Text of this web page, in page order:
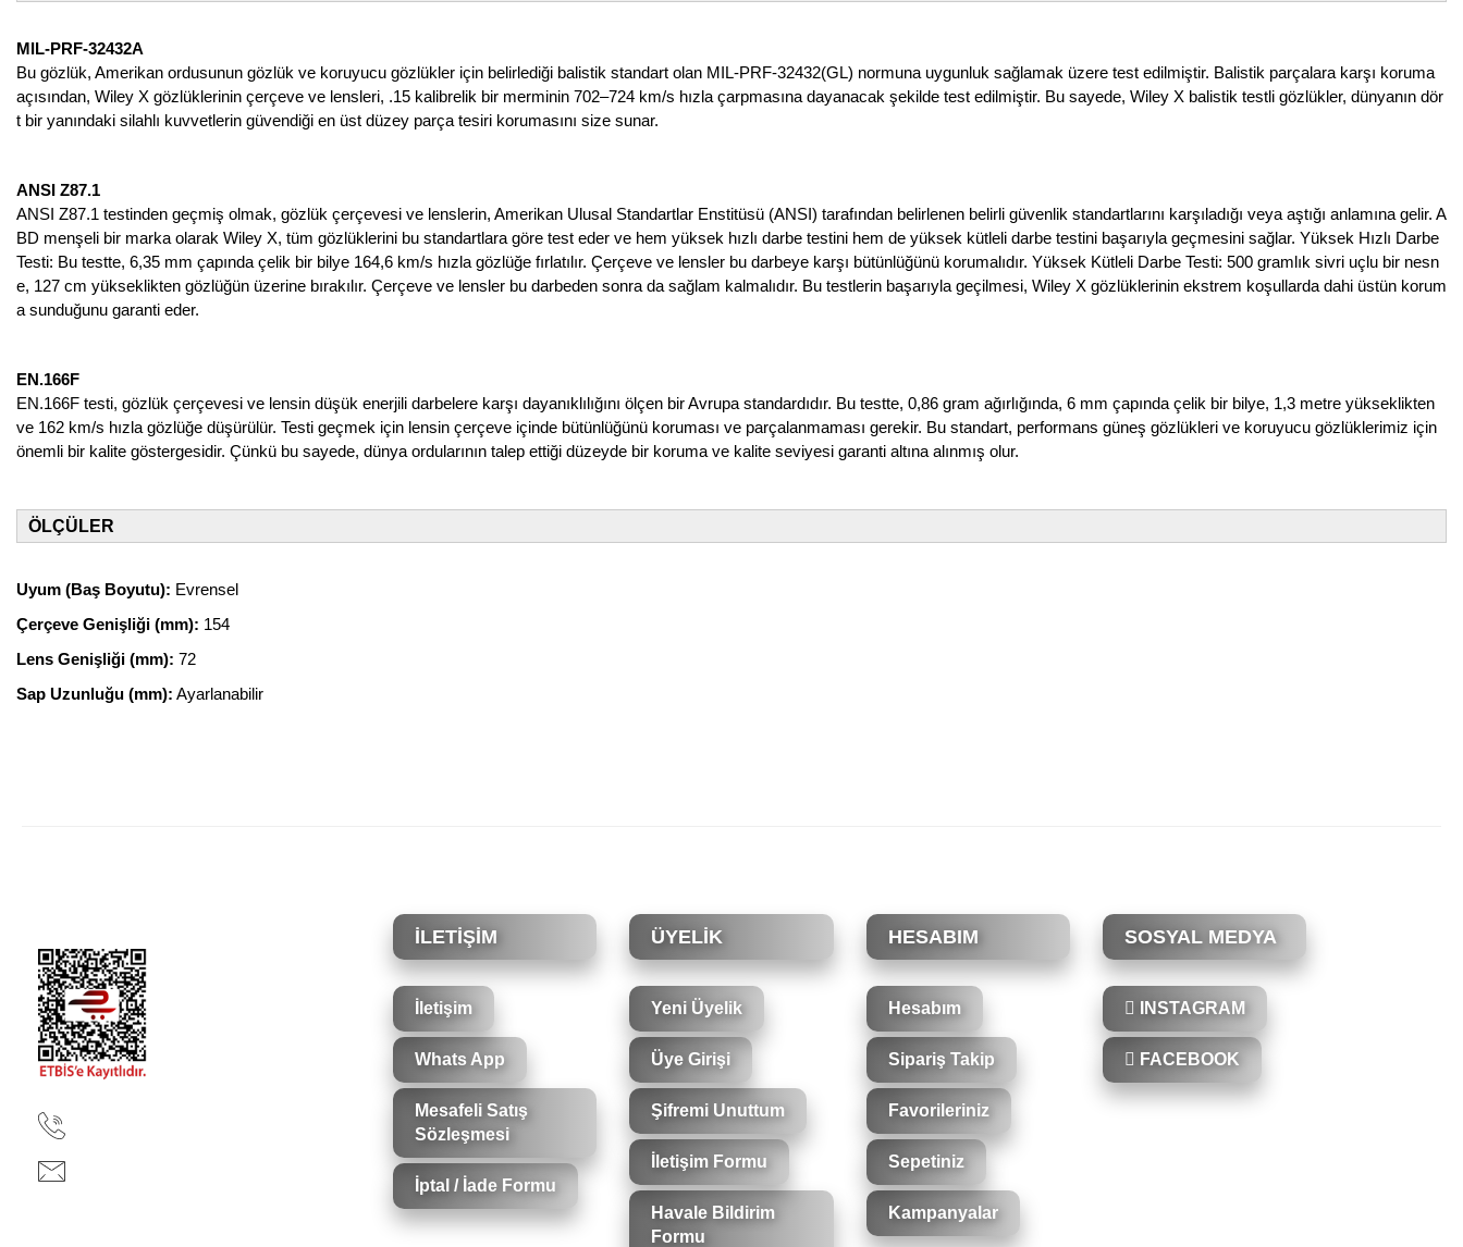
MIL-PRF-32432A
Bu gözlük, Amerikan ordusunun gözlük ve koruyucu gözlükler için belirlediği balistik standart olan MIL-PRF-32432(GL) normuna uygunluk sağlamak üzere test edilmiştir. Balistik parçalara karşı koruma
açısından, Wiley X gözlüklerinin çerçeve ve lensleri, .15 kalibrelik bir merminin 702–724 km/s hızla çarpmasına dayanacak şekilde test edilmiştir. Bu sayede, Wiley X balistik testli gözlükler, dünyanın dör
t bir yanındaki silahlı kuvvetlerin güvendiği en üst düzey parça tesiri korumasını size sunar.
ANSI Z87.1
ANSI Z87.1 testinden geçmiş olmak, gözlük çerçevesi ve lenslerin, Amerikan Ulusal Standartlar Enstitüsü (ANSI) tarafından belirlenen belirli güvenlik standartlarını karşıladığı veya aştığı anlamına gelir. A
BD menşeli bir marka olarak Wiley X, tüm gözlüklerini bu standartlara göre test eder ve hem yüksek hızlı darbe testini hem de yüksek kütleli darbe testini başarıyla geçmesini sağlar. Yüksek Hızlı Darbe
Testi: Bu testte, 6,35 mm çapında çelik bir bilye 164,6 km/s hızla gözlüğe fırlatılır. Çerçeve ve lensler bu darbeye karşı bütünlüğünü korumalıdır. Yüksek Kütleli Darbe Testi: 500 gramlık sivri uçlu bir nesn
e, 127 cm yükseklikten gözlüğün üzerine bırakılır. Çerçeve ve lensler bu darbeden sonra da sağlam kalmalıdır. Bu testlerin başarıyla geçilmesi, Wiley X gözlüklerinin ekstrem koşullarda dahi üstün korum
a sunduğunu garanti eder.
EN.166F
EN.166F testi, gözlük çerçevesi ve lensin düşük enerjili darbelere karşı dayanıklılığını ölçen bir Avrupa standardıdır. Bu testte, 0,86 gram ağırlığında, 6 mm çapında çelik bir bilye, 1,3 metre yükseklikten
ve 162 km/s hızla gözlüğe düşürülür. Testi geçmek için lensin çerçeve içinde bütünlüğünü koruması ve parçalanmaması gerekir. Bu standart, performans güneş gözlükleri ve koruyucu gözlüklerimiz için
önemli bir kalite göstergesidir. Çünkü bu sayede, dünya ordularının talep ettiği düzeyde bir koruma ve kalite seviyesi garanti altına alınmış olur.
ÖLÇÜLER
Uyum (Baş Boyutu): Evrensel
Çerçeve Genişliği (mm): 154
Lens Genişliği (mm): 72
Sap Uzunluğu (mm): Ayarlanabilir
Ürün bilgilerinde hatalar bulunuyor.
Ürün fiyatı diğer sitelerden daha pahalı.
Bu ürüne benzer farklı alternatifler olmalı.
Gönder
İLETİŞİM
İletişim
Whats App
Mesafeli Satış
Sözleşmesi
İptal / İade Formu
ÜYELİK
Yeni Üyelik
Üye Girişi
Şifremi Unuttum
İletişim Formu
Havale Bildirim
Formu
HESABIM
Hesabım
Sipariş Takip
Favorileriniz
Sepetiniz
Kampanyalar
SOSYAL MEDYA
INSTAGRAM
FACEBOOK